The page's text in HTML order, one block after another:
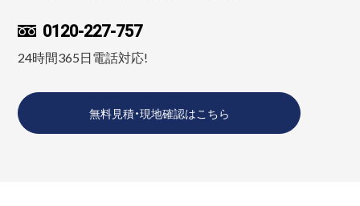
0120-227-757
24時間365日電話対応!
無料見積・現地確認はこちら